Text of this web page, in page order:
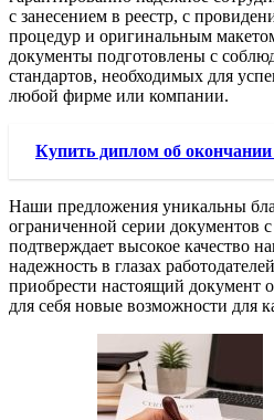
с занесением в реестр, с
процедур и оригинальным
документы подготовлены с
стандартов, необходимых для
любой фирме или компании.
Купить диплом об
Наши предложения уникальны
ограниченной серии документов
подтверждает высокое качество
надежность в глазах
приобрести настоящий документ
для себя новые возможности для